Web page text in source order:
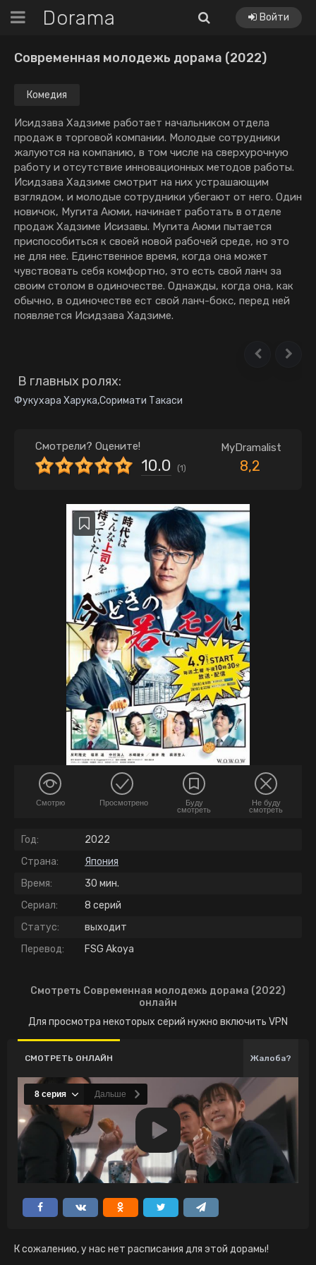
Dorama Войти
Современная молодежь дорама (2022)
Комедия
Исидзава Хадзиме работает начальником отдела
продаж в торговой компании. Молодые сотрудники
жалуются на компанию, в том числе на сверхурочную
работу и отсутствие инновационных методов работы.
Исидзава Хадзиме смотрит на них устрашающим
взглядом, и молодые сотрудники убегают от него. Один
новичок, Мугита Аюми, начинает работать в отделе
продаж Хадзиме Исизавы. Мугита Аюми пытается
приспособиться к своей новой рабочей среде, но это
не для нее. Единственное время, когда она может
чувствовать себя комфортно, это есть свой ланч за
своим столом в одиночестве. Однажды, когда она, как
обычно, в одиночестве ест свой ланч-бокс, перед ней
появляется Исидзава Хадзиме.
В главных ролях:
Фукухара Харука,Соримати Такаси
Смотрели? Оцените!
10.0 (1)
MyDramalist
8,2
Смотрю Просмотрено
Буду
смотреть
Не буду
смотреть
Год:
2022
Страна:
Япония
Время:
30 мин.
Сериал:
8 серий
Статус:
выходит
Перевод:
FSG Akoya
Смотреть Современная молодежь дорама (2022)
онлайн
Для просмотра некоторых серий нужно включить VPN
СМОТРЕТЬ ОНЛАЙН Жалоба?
К сожалению, у нас нет расписания для этой дорамы!